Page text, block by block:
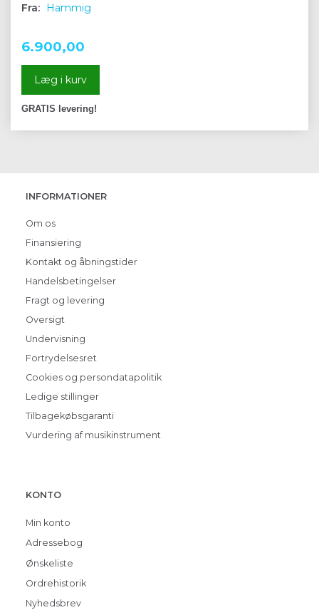
Fra: Hammig
6.900,00
Læg i kurv
GRATIS levering!
INFORMATIONER
Om os
Finansiering
Kontakt og åbningstider
Handelsbetingelser
Fragt og levering
Oversigt
Undervisning
Fortrydelsesret
Cookies og persondatapolitik
Ledige stillinger
Tilbagekøbsgaranti
Vurdering af musikinstrument
KONTO
Min konto
Adressebog
Ønskeliste
Ordrehistorik
Nyhedsbrev